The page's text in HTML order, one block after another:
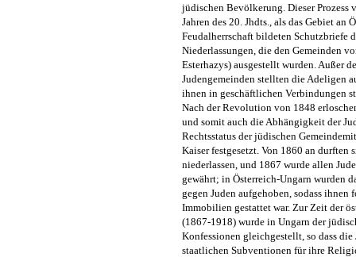
jüdischen Bevölkerung. Dieser Prozess
Jahren des 20. Jhdts., als das Gebiet an
Feudalherrschaft bildeten Schutzbriefe
Niederlassungen, die den Gemeinden
Esterhazys) ausgestellt wurden. Außer
Judengemeinden stellten die Adeligen
ihnen in geschäftlichen Verbindungen
Nach der Revolution von 1848
und somit auch die Abhängigkeit der
Rechtsstatus der jüdischen
Kaiser festgesetzt. Von 1860 an durften
niederlassen, und 1867 wurde allen
gewährt; in Österreich-Ungarn wurden
gegen Juden aufgehoben, sodass ihnen
Immobilien gestattet war. Zur Zeit der
(1867-1918) wurde in Ungarn der
Konfessionen gleichgestellt, so dass die
staatlichen Subventionen für ihre